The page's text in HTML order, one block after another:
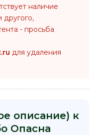
наличие
- просьба
для удаления
описание) к
Опасна